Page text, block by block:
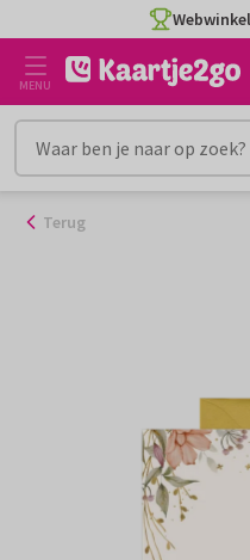
naar
inhoud
MENU
Terug